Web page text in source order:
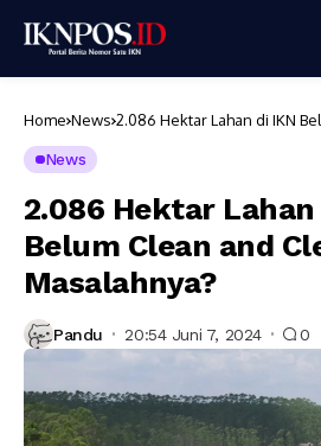
Home News 2.086 Hektar Lahan di IKN
News
2.086 Hektar Lahan
Belum Clean and
Masalahnya?
Pandu 20:54 Juni 7, 2024 0